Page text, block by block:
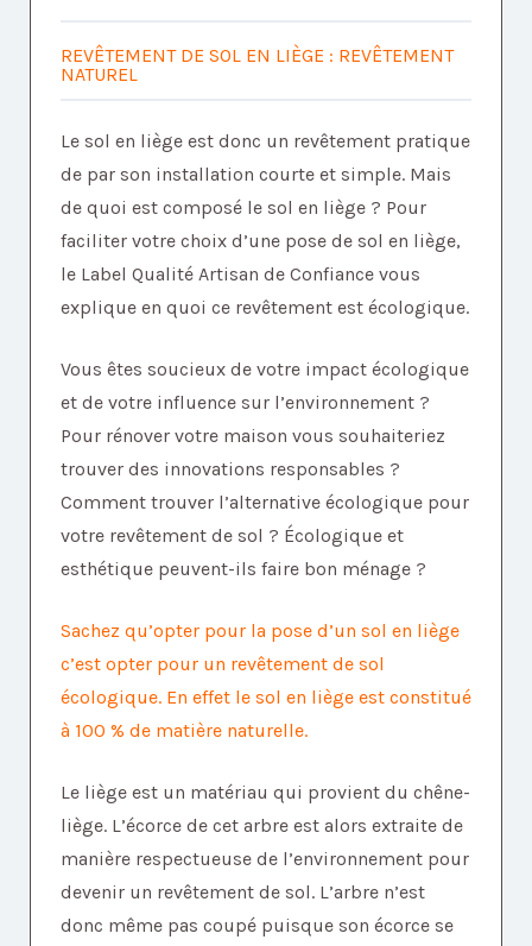
REVÊTEMENT DE SOL EN LIÈGE : REVÊTEMENT
NATUREL
Le sol en liège est donc un revêtement pratique
de par son installation courte et simple. Mais
de quoi est composé le sol en liège ? Pour
faciliter votre choix d’une pose de sol en liège,
le Label Qualité Artisan de Confiance vous
explique en quoi ce revêtement est écologique.
Vous êtes soucieux de votre impact écologique
et de votre influence sur l’environnement ?
Pour rénover votre maison vous souhaiteriez
trouver des innovations responsables ?
Comment trouver l’alternative écologique pour
votre revêtement de sol ? Écologique et
esthétique peuvent-ils faire bon ménage ?
Sachez qu’opter pour la pose d’un sol en liège
c’est opter pour un revêtement de sol
écologique. En effet le sol en liège est constitué
à 100 % de matière naturelle.
Le liège est un matériau qui provient du chêne-
liège. L’écorce de cet arbre est alors extraite de
manière respectueuse de l’environnement pour
devenir un revêtement de sol. L’arbre n’est
donc même pas coupé puisque son écorce se